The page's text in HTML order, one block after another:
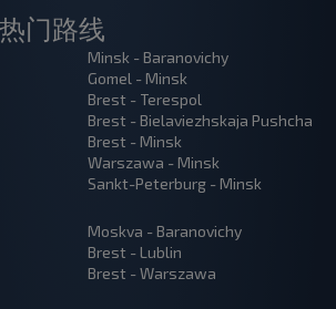
门路线
Minsk - Baranovichy
Gomel - Minsk
Brest - Terespol
Brest - Bielaviezhskaja Pushcha
Brest - Minsk
Warszawa - Minsk
Sankt-Peterburg - Minsk
Moskva - Baranovichy
Brest - Lublin
Brest - Warszawa